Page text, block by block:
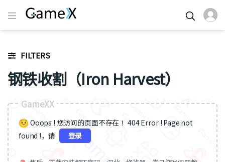
FILTERS
钢铁收割（Iron Harvest）
GameXX
Ooops ! 您访问的页面不存在 ！404 Error ! Page not
found !，请
登录